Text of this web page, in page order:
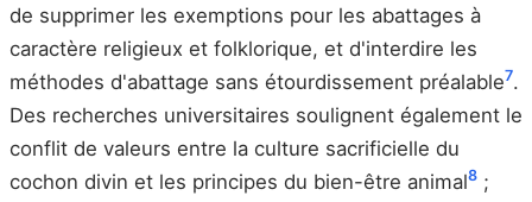
de supprimer les exemptions pour les abattages à
caractère religieux et folklorique, et d'interdire les
méthodes d'abattage sans étourdissement préalable7.
Des recherches universitaires soulignent également le
conflit de valeurs entre la culture sacrificielle du
cochon divin et les principes du bien-être animal8 ;